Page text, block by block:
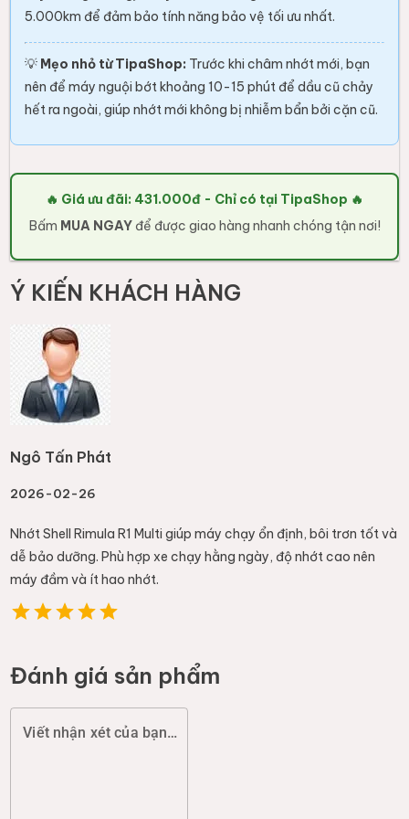
5.000km để đảm bảo tính năng bảo vệ tối ưu nhất.
💡 Mẹo nhỏ từ TipaShop: Trước khi châm nhớt mới, bạn
nên để máy nguội bớt khoảng 10-15 phút để dầu cũ chảy
hết ra ngoài, giúp nhớt mới không bị nhiễm bẩn bởi cặn cũ.
🔥 Giá ưu đãi: 431.000đ - Chỉ có tại TipaShop 🔥
Bấm MUA NGAYđể được giao hàng nhanh chóng tận nơi!
Ý KIẾN KHÁCH HÀNG
Ngô Tấn Phát
2026-02-26
Nhớt Shell Rimula R1 Multi giúp máy chạy ổn định, bôi trơn tốt và
dễ bảo dưỡng. Phù hợp xe chạy hằng ngày, độ nhớt cao nên
máy đầm và ít hao nhớt.
Đánh giá sản phẩm
Viết nhận xét của bạn (chất lượng, đóng gói, giao hàng...)